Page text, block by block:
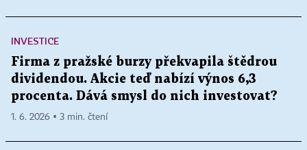
INVESTICE
Firma z pražské burzy překvapila štědrou
dividendou. Akcie teď nabízí výnos 6,3
procenta. Dává smysl do nich investovat?
1. 6. 2026 ▪ 3 min. čtení